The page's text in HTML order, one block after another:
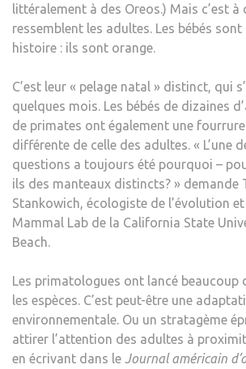
littéralement à des Oreos.) Mais c’est à
ressemblent les adultes. Les bébés sont
histoire : ils sont orange.
C’est leur « pelage natal » distinct, qui
quelques mois. Les bébés de dizaines
de primates ont également une fourrure
différente de celle des adultes. « L’une
questions a toujours été pourquoi –
ils des manteaux distincts? » demande
Stankowich, écologiste de l’évolution
Mammal Lab de la California State
Beach.
Les primatologues ont lancé beaucoup
les espèces. C’est peut-être une
environnementale. Ou un stratagème
attirer l’attention des adultes à
en écrivant dans le Journal américain